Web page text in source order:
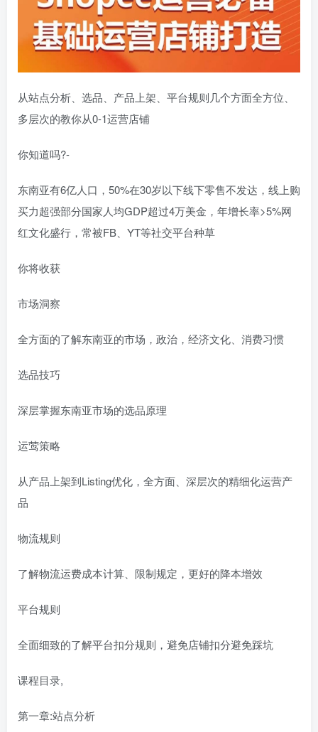
从站点分析、选品、产品上架、平台规则几个方面全方位、
多层次的教你从0-1运营店铺
你知道吗?-
东南亚有6亿人口，50%在30岁以下线下零售不发达，线上购
买力超强部分国家人均GDP超过4万美金，年增长率>5%网
红文化盛行，常被FB、YT等社交平台种草
你将收获
市场洞察
全方面的了解东南亚的市场，政治，经济文化、消费习惯
选品技巧
深层掌握东南亚市场的选品原理
运莺策略
从产品上架到Listing优化，全方面、深层次的精细化运营产
品
物流规则
了解物流运费成本计算、限制规定，更好的降本增效
平台规则
全面细致的了解平台扣分规则，避免店铺扣分避免踩坑
课程目录,
第一章:站点分析